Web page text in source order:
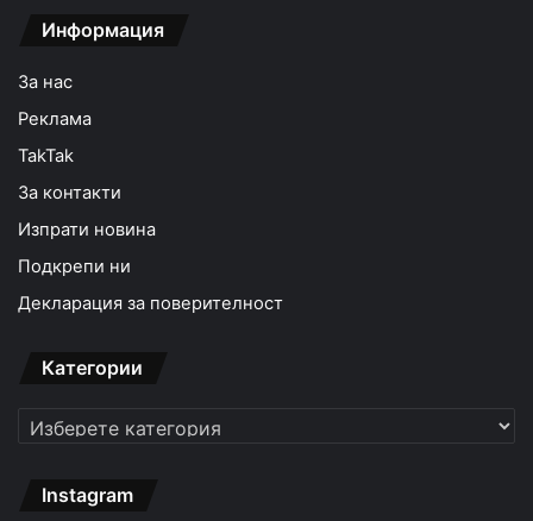
Информация
За нас
Реклама
TakTak
За контакти
Изпрати новина
Подкрепи ни
Декларация за поверителност
Категории
Категории
Instagram